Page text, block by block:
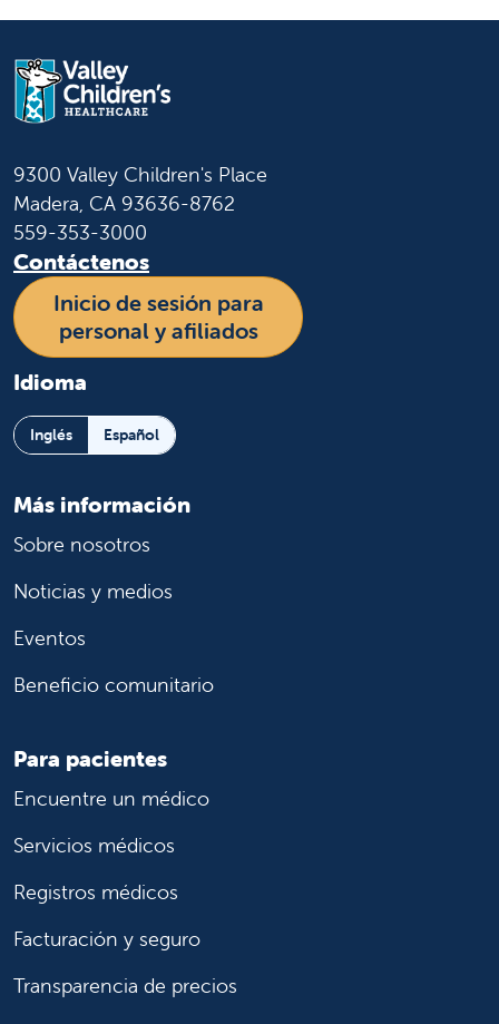
9300 Valley Children's Place
Madera, CA 93636-8762
559-353-3000
Contáctenos
Inicio de sesión para
personal y afiliados
Idioma
Inglés Español
Más información
Sobre nosotros
Noticias y medios
Eventos
Beneficio comunitario
Para pacientes
Encuentre un médico
Servicios médicos
Registros médicos
Facturación y seguro
Transparencia de precios